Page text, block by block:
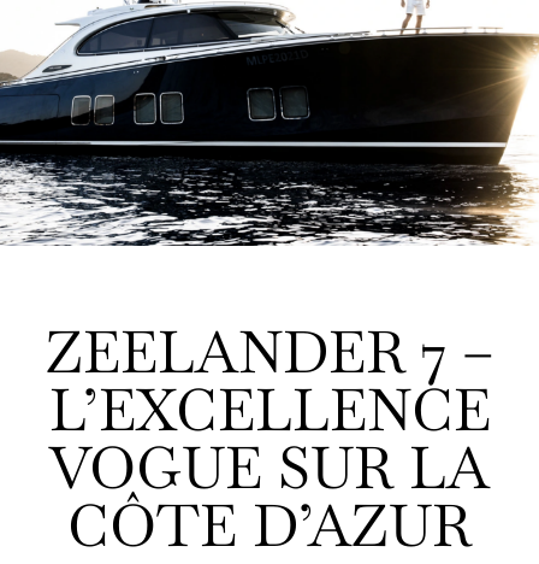
ZEELANDER 7 –
L’EXCELLENCE
VOGUE SUR LA
CÔTE D’AZUR